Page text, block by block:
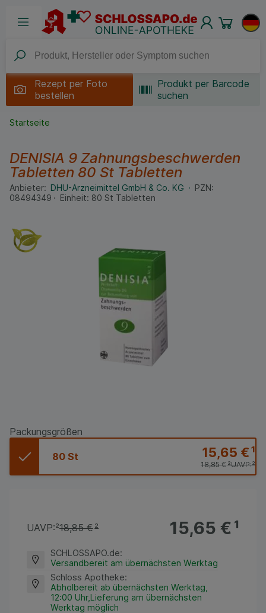
Rezept per Foto
bestellen
Produkt per Barcode
suchen
Startseite
DENISIA 9 Zahnungsbeschwerden
Tabletten 80 St Tabletten
Anbieter: DHU-Arzneimittel GmbH & Co. KG
PZN:
08494349
Einheit: 80 St Tabletten
Packungsgrößen
80 St 15,65 €¹
UAVP:²
18,85 €²
15,65 €¹
UAVP:²18,85 €²
SCHLOSSAPO.de:
Versandbereit am übernächsten Werktag
Schloss Apotheke:
Abholbereit ab übernächsten Werktag,
12:00 Uhr,Lieferung am übernächsten
Werktag möglich